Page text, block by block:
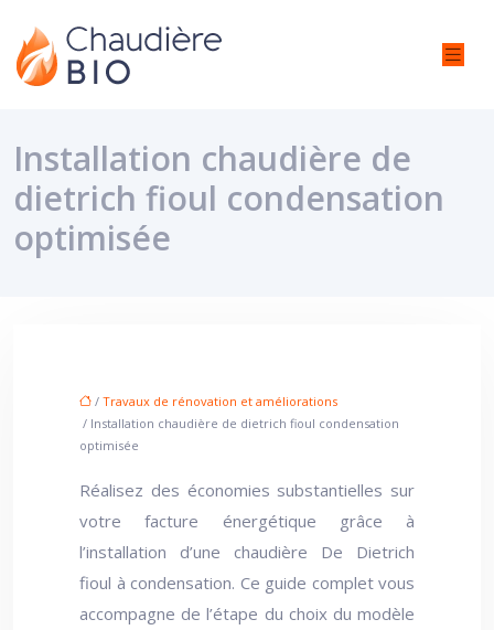
Installation chaudière de
dietrich fioul condensation
optimisée
/ Travaux de rénovation et améliorations
/ Installation chaudière de dietrich fioul condensation
optimisée
Réalisez des économies substantielles sur
votre facture énergétique grâce à
l’installation d’une chaudière De Dietrich
fioul à condensation. Ce guide complet vous
accompagne de l’étape du choix du modèle